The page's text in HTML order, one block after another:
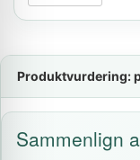
Produktvurdering:
Sammenlign